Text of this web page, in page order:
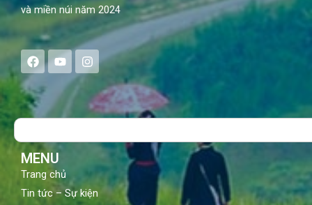
và miền núi năm 2024
F
a
e
b
o
Y
o
t
u
b
I
n
s
a
g
Search
MENU
Trang chủ
Tin tức – Sự kiện